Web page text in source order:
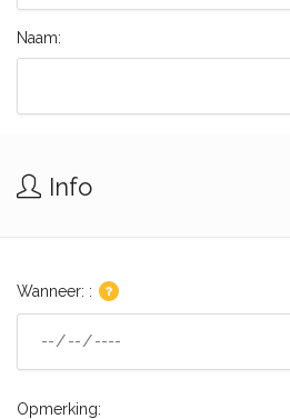
Naam:
Info
Wanneer: :
Opmerking: